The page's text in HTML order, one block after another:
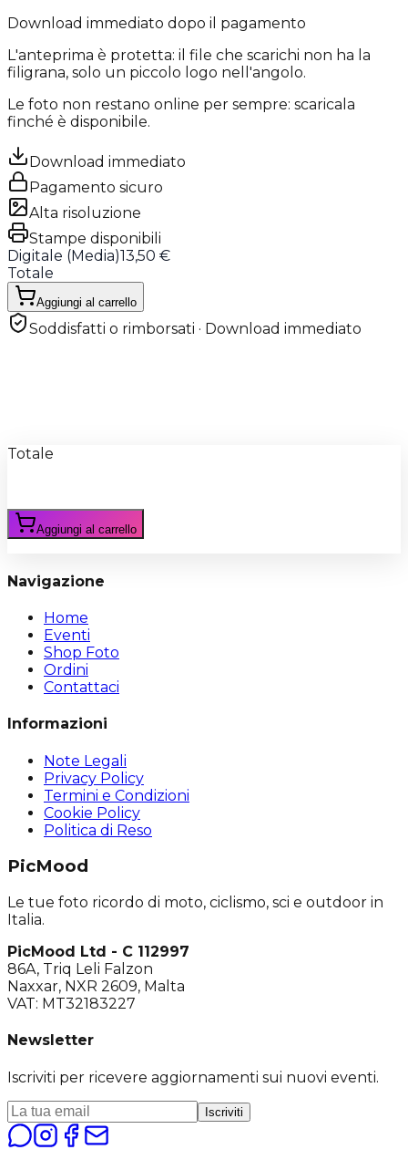
Download immediato dopo il pagamento
L'anteprima è protetta: il file che scarichi non ha la
filigrana, solo un piccolo logo nell'angolo.
Le foto non restano online per sempre: scaricala
finché è disponibile.
Download immediato
Pagamento sicuro
Alta risoluzione
Stampe disponibili
Digitale (Media)13,50 €
Totale
Aggiungi al carrello
Soddisfatti o rimborsati · Download immediato
Totale
Aggiungi al carrello
Navigazione
Home
Eventi
Shop Foto
Ordini
Contattaci
Informazioni
Note Legali
Privacy Policy
Termini e Condizioni
Cookie Policy
Politica di Reso
PicMood
Le tue foto ricordo di moto, ciclismo, sci e outdoor in
Italia.
PicMood Ltd - C 112997
86A, Triq Leli Falzon
Naxxar, NXR 2609, Malta
VAT: MT32183227
Newsletter
Iscriviti per ricevere aggiornamenti sui nuovi eventi.
Iscriviti